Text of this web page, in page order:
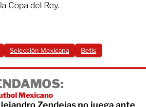
Copa del Rey.
Selección Mexicana Betis
Mexicano